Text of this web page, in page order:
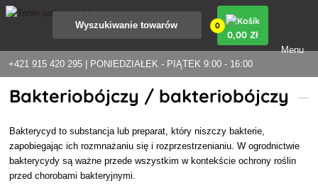
+421 915 420 295 | PONIEDZIAŁEK - PIĄTEK 9:00 - 16:00
0
0,00 Zł
Menu
Bakteriobójczy / bakteriobójczy
Bakterycyd to substancja lub preparat, który niszczy bakterie,
zapobiegając ich rozmnażaniu się i rozprzestrzenianiu. W ogrodnictwie
bakterycydy są ważne przede wszystkim w kontekście ochrony roślin
przed chorobami bakteryjnymi.